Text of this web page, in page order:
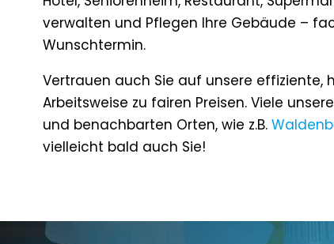
verwalten und Pflegen Ihre Gebäude –
Wunschtermin.
Vertrauen auch Sie auf unsere
Arbeitsweise zu fairen Preisen. Viele
und benachbarten Orten, wie z.B.
vielleicht bald auch Sie!